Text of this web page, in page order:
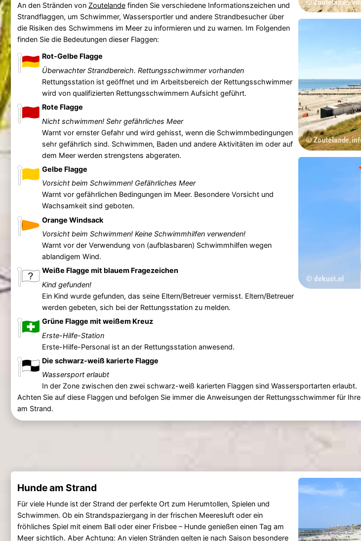
An den Stränden von Zoutelandefinden Sie verschiedene Informationszeichen und
Strandflaggen, um Schwimmer, Wassersportler und andere Strandbesucher über
die Risiken des Schwimmens im Meer zu informieren und zu warnen. Im Folgenden
finden Sie die Bedeutungen dieser Flaggen:
Rot-Gelbe Flagge
Überwachter Strandbereich. Rettungsschwimmer vorhanden
Rettungsstation ist geöffnet und im Arbeitsbereich der Rettungsschwimmer
wird von qualifizierten Rettungsschwimmern Aufsicht geführt.
Rote Flagge
Nicht schwimmen! Sehr gefährliches Meer
Warnt vor ernster Gefahr und wird gehisst, wenn die Schwimmbedingungen
sehr gefährlich sind. Schwimmen, Baden und andere Aktivitäten im oder auf
dem Meer werden strengstens abgeraten.
Gelbe Flagge
Vorsicht beim Schwimmen! Gefährliches Meer
Warnt vor gefährlichen Bedingungen im Meer. Besondere Vorsicht und
Wachsamkeit sind geboten.
Orange Windsack
Vorsicht beim Schwimmen! Keine Schwimmhilfen verwenden!
Warnt vor der Verwendung von (aufblasbaren) Schwimmhilfen wegen
ablandigem Wind.
Weiße Flagge mit blauem Fragezeichen
Kind gefunden!
Ein Kind wurde gefunden, das seine Eltern/Betreuer vermisst. Eltern/Betreuer
werden gebeten, sich bei der Rettungsstation zu melden.
Grüne Flagge mit weißem Kreuz
Erste-Hilfe-Station
Erste-Hilfe-Personal ist an der Rettungsstation anwesend.
Die schwarz-weiß karierte Flagge
Wassersport erlaubt
In der Zone zwischen den zwei schwarz-weiß karierten Flaggen sind Wassersportarten erlaubt.
Achten Sie auf diese Flaggen und befolgen Sie immer die Anweisungen der Rettungsschwimmer für
am Strand.
Hunde am Strand
Für viele Hunde ist der Strand der perfekte Ort zum Herumtollen, Spielen und
Schwimmen. Ob ein Strandspaziergang in der frischen Meeresluft oder ein
fröhliches Spiel mit einem Ball oder einer Frisbee – Hunde genießen einen Tag am
Meer sichtlich. Aber Achtung: An vielen Stränden gelten je nach Saison besondere